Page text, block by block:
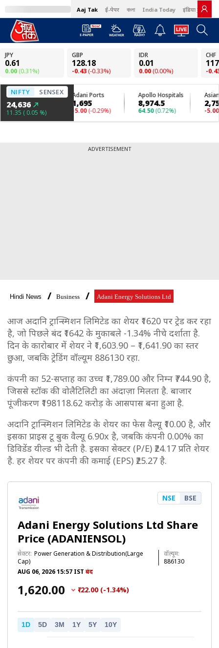
Aaj Tak ई-पेपर বাংলা India Today इंडिया टुडे हिंदी
ADVERTISEMENT
Hindi News Business Adani Energy Solutions Ltd
आज अदानि ट्रान्स्मिशन लिमिटेड का शेयर ₹1620 पर ट्रेड कर रहा
है, जो पिछले बंद ₹1642 के मुकाबले -1.34% नीचे दर्शाता है.
दिन के कारोबार में शेयर ने ₹1,603.90 – ₹1,641.90 का स्तर
छुआ, जबकि ट्रेडिंग वॉल्यूम 886130 रहा.
कंपनी का 52-सप्ताह का उच्च ₹1,789.00 और निम्न ₹744.90 है,
जिससे स्टॉक की वोलैटिलिटी का अंदाज़ा मिलता है. बाजार
पूंजीकरण ₹198118.62 करोड़ के आसपास बना हुआ है.
अदानि ट्रान्स्मिशन लिमिटेड के शेयर का फेस वैल्यू ₹10.00 है, और
इसका प्राइस टू बुक वैल्यू 6.90x है, जबकि कंपनी 0.00% का
डिविडेंड यील्ड भी देती है. इसका सेक्टर (P/E) ₹24.17 प्रति शेयर
है. हर शेयर पर कंपनी की कमाई (EPS) ₹25.27 है.
Adani Energy Solutions Ltd Share
Price (ADANIENSOL)
सेक्टर: Power Generation & Distribution(Large
Cap)
वॉल्यूम:
886130
AUG 06, 2026 15:57 IST बंद
NSE BSE
₹1,620.00 ₹-22.00 (-1.34%)
1D 5D 3M 1Y 5Y 10Y